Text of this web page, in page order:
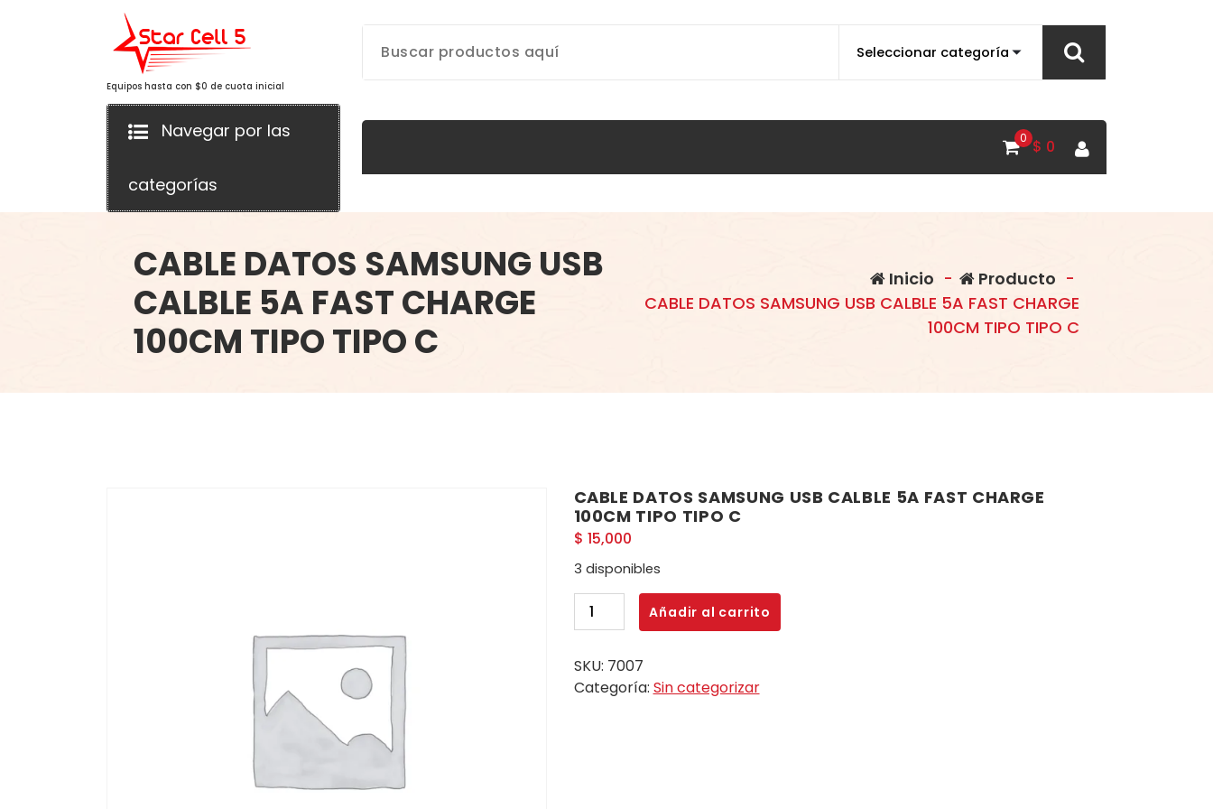
Equipos hasta con $0 de cuota inicial
Navegar por las
categorías
0 $ 0
CABLE DATOS SAMSUNG USB
CALBLE 5A FAST CHARGE
100CM TIPO TIPO C
Inicio - Producto -
CABLE DATOS SAMSUNG USB CALBLE 5A FAST CHARGE
100CM TIPO TIPO C
CABLE DATOS SAMSUNG USB CALBLE 5A FAST CHARGE
100CM TIPO TIPO C
$ 15,000
3 disponibles
CABLE
DATOS
USB
CALBLE
Añadir al carrito
SKU: 7007
Categoría: Sin categorizar